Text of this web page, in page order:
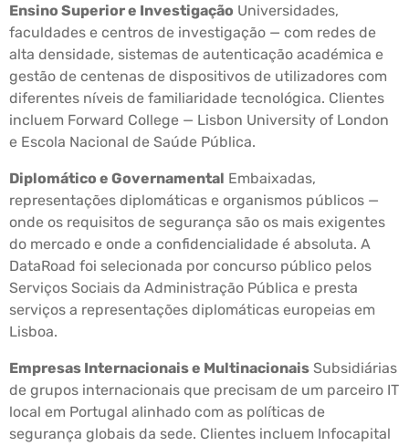
Ensino Superior e Investigação Universidades,
faculdades e centros de investigação — com redes de
alta densidade, sistemas de autenticação académica e
gestão de centenas de dispositivos de utilizadores com
diferentes níveis de familiaridade tecnológica. Clientes
incluem Forward College — Lisbon University of London
e Escola Nacional de Saúde Pública.
Diplomático e Governamental Embaixadas,
representações diplomáticas e organismos públicos —
onde os requisitos de segurança são os mais exigentes
do mercado e onde a confidencialidade é absoluta. A
DataRoad foi selecionada por concurso público pelos
Serviços Sociais da Administração Pública e presta
serviços a representações diplomáticas europeias em
Lisboa.
Empresas Internacionais e Multinacionais Subsidiárias
de grupos internacionais que precisam de um parceiro IT
local em Portugal alinhado com as políticas de
segurança globais da sede. Clientes incluem Infocapital